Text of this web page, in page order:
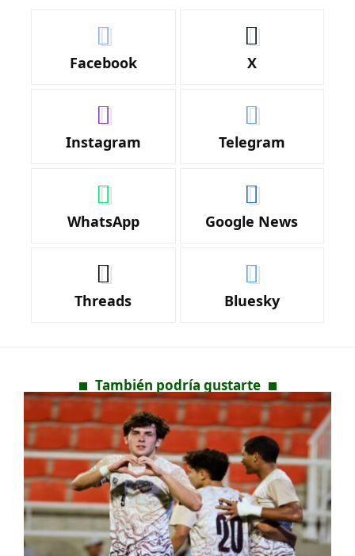
Facebook X
Instagram Telegram
WhatsApp Google News
Threads Bluesky
También podría gustarte